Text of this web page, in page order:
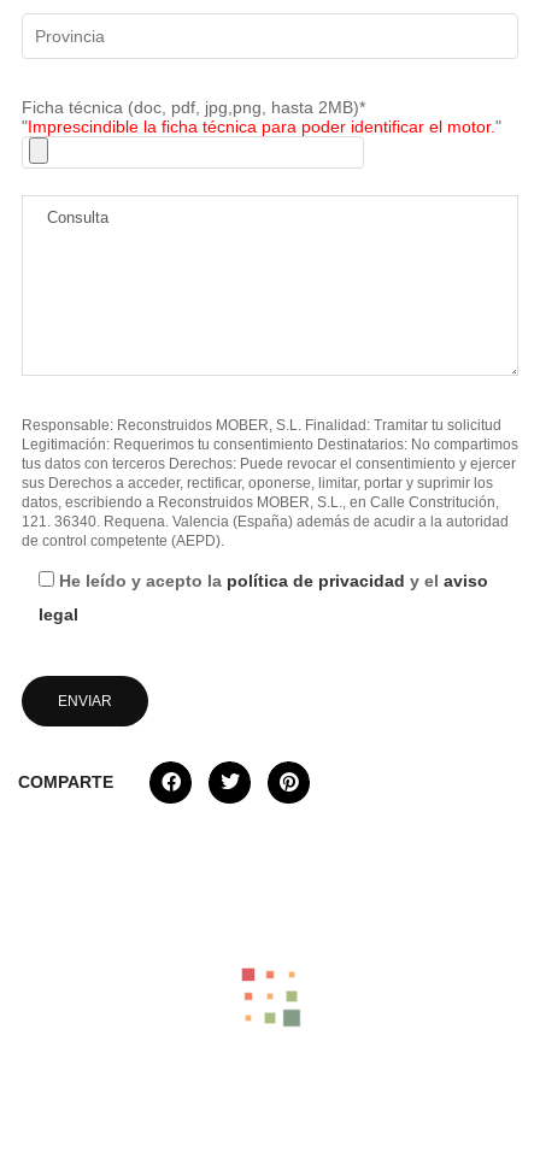
Ficha técnica (doc, pdf, jpg,png, hasta 2MB)*
"Imprescindible la ficha técnica para poder identificar el motor."
Responsable: Reconstruidos MOBER, S.L. Finalidad: Tramitar tu solicitud
Legitimación: Requerimos tu consentimiento Destinatarios: No compartimos
tus datos con terceros Derechos: Puede revocar el consentimiento y ejercer
sus Derechos a acceder, rectificar, oponerse, limitar, portar y suprimir los
datos, escribiendo a Reconstruidos MOBER, S.L., en Calle Constritución,
121. 36340. Requena. Valencia (España) además de acudir a la autoridad
de control competente (AEPD).
He leído y acepto la política de privacidad y el aviso
legal
COMPARTE